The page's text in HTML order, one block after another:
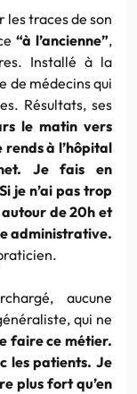
les traces de son
“à l’ancienne”,
Installé à la
de médecins qui
Résultats, ses
le matin vers
à l’hôpital
Je fais en
je n’ai pas trop
de 20h et
administrative.
aucune
qui ne
faire ce métier.
les patients. Je
plus fort qu’en